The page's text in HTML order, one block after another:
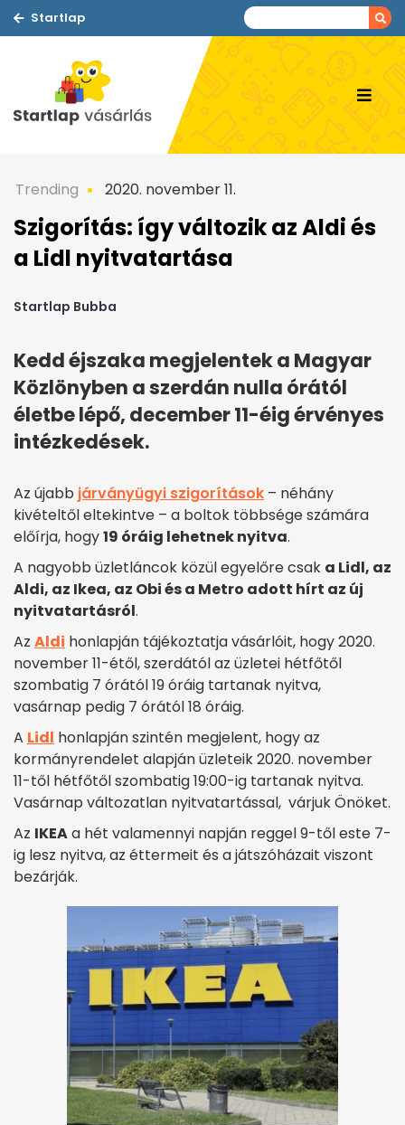
Startlap
Trending 2020. november 11.
Szigorítás: így változik az Aldi és
a Lidl nyitvatartása
Startlap Bubba
Kedd éjszaka megjelentek a Magyar
Közlönyben a szerdán nulla órától
életbe lépő, december 11-éig érvényes
intézkedések.
Az újabb járványügyi szigorítások – néhány
kivételtől eltekintve – a boltok többsége számára
előírja, hogy19 óráig lehetnek nyitva.
A nagyobb üzletláncok közül egyelőre csak a Lidl, az
Aldi, az Ikea, az Obi és a Metro adott hírt az új
nyitvatartásról.
Az Aldi honlapján tájékoztatja vásárlóit, hogy 2020.
november 11-étől, szerdától az üzletei hétfőtől
szombatig 7 órától 19 óráig tartanak nyitva,
vasárnap pedig 7 órától 18 óráig.
A Lidl honlapján szintén megjelent, hogy az
kormányrendelet alapján üzleteik 2020. november
11-től hétfőtől szombatig 19:00-ig tartanak nyitva.
Vasárnap változatlan nyitvatartással, várjuk Önöket.
Az IKEAa hét valamennyi napján reggel 9-től este 7-
ig lesz nyitva, az éttermeit és a játszóházait viszont
bezárják.